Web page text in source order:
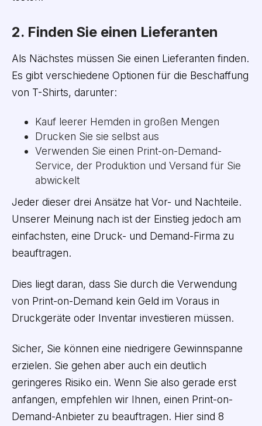
2. Finden Sie einen Lieferanten
Als Nächstes müssen Sie einen Lieferanten finden.
Es gibt verschiedene Optionen für die Beschaffung
von T-Shirts, darunter:
Kauf leerer Hemden in großen Mengen
Drucken Sie sie selbst aus
Verwenden Sie einen Print-on-Demand-
Service, der Produktion und Versand für Sie
abwickelt
Jeder dieser drei Ansätze hat Vor- und Nachteile.
Unserer Meinung nach ist der Einstieg jedoch am
einfachsten, eine Druck- und Demand-Firma zu
beauftragen.
Dies liegt daran, dass Sie durch die Verwendung
von Print-on-Demand kein Geld im Voraus in
Druckgeräte oder Inventar investieren müssen.
Sicher, Sie können eine niedrigere Gewinnspanne
erzielen. Sie gehen aber auch ein deutlich
geringeres Risiko ein. Wenn Sie also gerade erst
anfangen, empfehlen wir Ihnen, einen Print-on-
Demand-Anbieter zu beauftragen. Hier sind 8